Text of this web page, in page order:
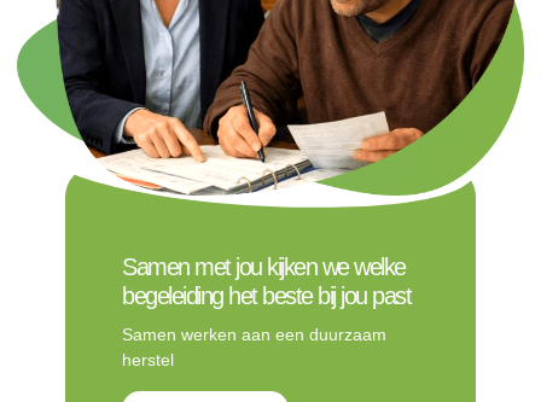
Samen met jou kijken we welke
begeleiding het beste bij jou past
Samen werken aan een duurzaam
herstel